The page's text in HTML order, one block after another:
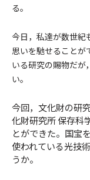
る。
今日，私達が数世紀
思いを馳せることが
いる研究の賜物だが
い。
今回，文化財の研
化財研究所 保存科
とができた。国宝
使われている光技
うか。